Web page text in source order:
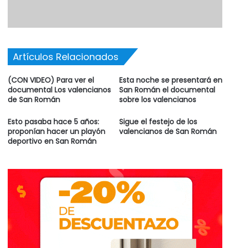
Artículos Relacionados
(CON VIDEO) Para ver el
documental Los valencianos
de San Román
Esta noche se presentará en
San Román el documental
sobre los valencianos
Esto pasaba hace 5 años:
proponían hacer un playón
deportivo en San Román
Sigue el festejo de los
valencianos de San Román